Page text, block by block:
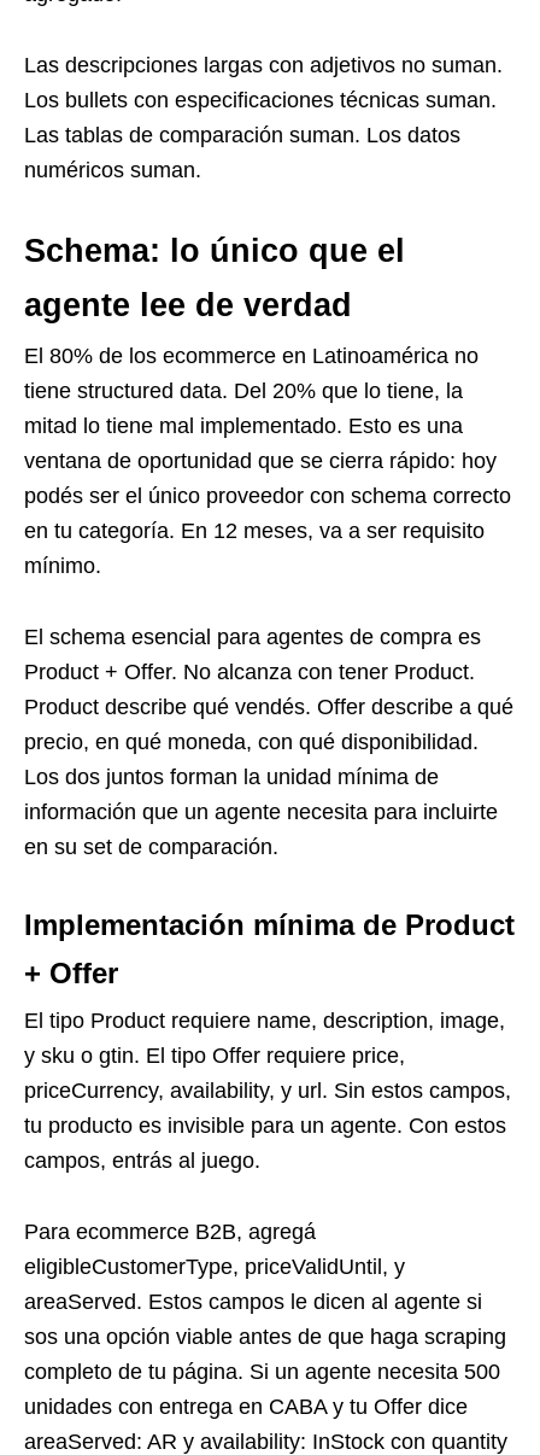
Las descripciones largas con adjetivos no suman.
Los bullets con especificaciones técnicas suman.
Las tablas de comparación suman. Los datos
numéricos suman.
Schema: lo único que el
agente lee de verdad
El 80% de los ecommerce en Latinoamérica no
tiene structured data. Del 20% que lo tiene, la
mitad lo tiene mal implementado. Esto es una
ventana de oportunidad que se cierra rápido: hoy
podés ser el único proveedor con schema correcto
en tu categoría. En 12 meses, va a ser requisito
mínimo.
El schema esencial para agentes de compra es
Product + Offer. No alcanza con tener Product.
Product describe qué vendés. Offer describe a qué
precio, en qué moneda, con qué disponibilidad.
Los dos juntos forman la unidad mínima de
información que un agente necesita para incluirte
en su set de comparación.
Implementación mínima de Product
+ Offer
El tipo Product requiere name, description, image,
y sku o gtin. El tipo Offer requiere price,
priceCurrency, availability, y url. Sin estos campos,
tu producto es invisible para un agente. Con estos
campos, entrás al juego.
Para ecommerce B2B, agregá
eligibleCustomerType, priceValidUntil, y
areaServed. Estos campos le dicen al agente si
sos una opción viable antes de que haga scraping
completo de tu página. Si un agente necesita 500
unidades con entrega en CABA y tu Offer dice
areaServed: AR y availability: InStock con quantity